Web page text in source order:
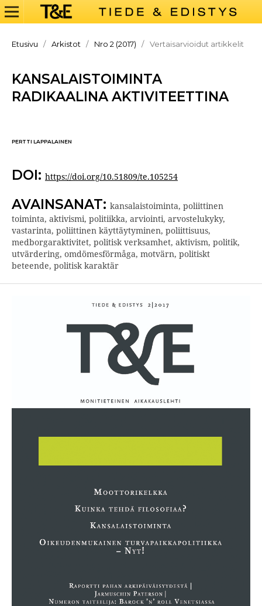
Etusivu / Arkistot / Nro 2 (2017) / Vertaisarvioidut artikkelit
KANSALAISTOIMINTA
RADIKAALINA AKTIVITEETTINA
PERTTI LAPPALAINEN
DOI: https://doi.org/10.51809/te.105254
AVAINSANAT: kansalaistoiminta, poliittinen
toiminta, aktivismi, politiikka, arviointi, arvostelukyky,
vastarinta, poliittinen käyttäytyminen, poliittisuus,
medborgaraktivitet, politisk verksamhet, aktivism, politik,
utvärdering, omdömesförmåga, motvärn, politiskt
beteende, politisk karaktär